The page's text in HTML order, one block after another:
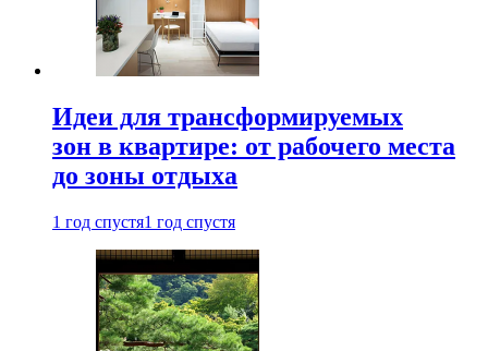
Идеи для трансформируемых
зон в квартире: от рабочего места
до зоны отдыха
1 год спустя1 год спустя